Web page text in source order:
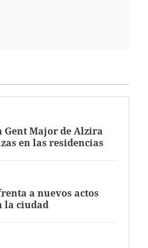
Gent Major de Alzira
en las residencias
a nuevos actos
la ciudad